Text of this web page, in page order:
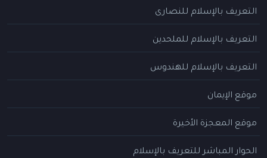
التعريف بالإسلام للنصارى
التعريف بالإسلام للملحدين
التعريف بالإسلام للهندوس
موقع الإيمان
موقع المعجزة الأخيرة
الحوار المباشر للتعريف بالإسلام